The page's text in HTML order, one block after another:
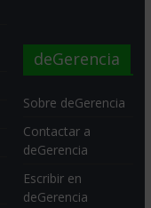
deGerencia
Sobre deGerencia
Contactar a
deGerencia
Escribir en
deGerencia